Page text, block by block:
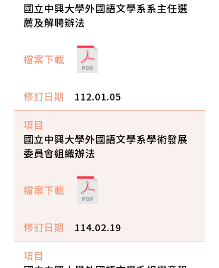
國立中興大學外國語文學系系主任選
薦及解聘辦法
112.01.05
國立中興大學外國語文學系學術發展
委員會組織辦法
114.02.19